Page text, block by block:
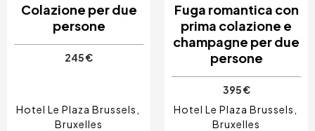
Colazione per due
persone
245 €
Hotel Le Plaza Brussels
Bruxelles
Fuga romantica con
prima colazione e
champagne per due
persone
395 €
Hotel Le Plaza Brussels
Bruxelles